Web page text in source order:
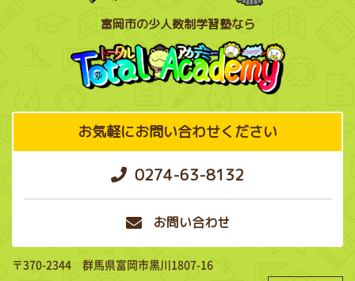
富岡市の少人数制学習塾なら
お気軽にお問い合わせください
0274-63-8132
お問い合わせ
〒370-2344 群馬県富岡市黒川1807-16